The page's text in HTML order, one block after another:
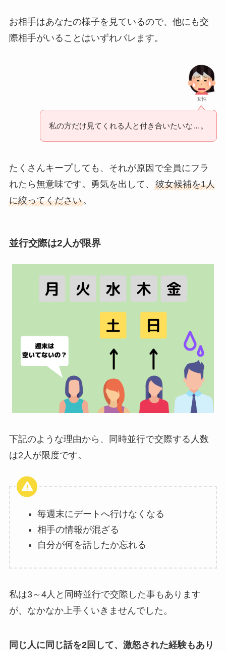
お相手はあなたの様子を見ているので、他にも交
際相手がいることはいずれバレます。
女性
私の方だけ見てくれる人と付き合いたいな…。
たくさんキープしても、それが原因で全員にフラ
れたら無意味です。勇気を出して、 彼女候補を1人
に絞ってください。
並行交際は2人が限界
下記のような理由から、同時並行で交際する人数
は2人が限度です。
毎週末にデートへ行けなくなる
相手の情報が混ざる
自分が何を話したか忘れる
私は3～4人と同時並行で交際した事もあります
が、なかなか上手くいきませんでした。
同じ人に同じ話を2回して、激怒された経験もあり